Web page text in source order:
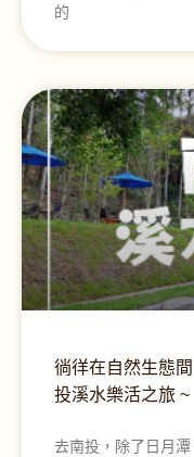
的
徜徉在自然生態
投溪水樂活之旅 ~
去南投，除了日月